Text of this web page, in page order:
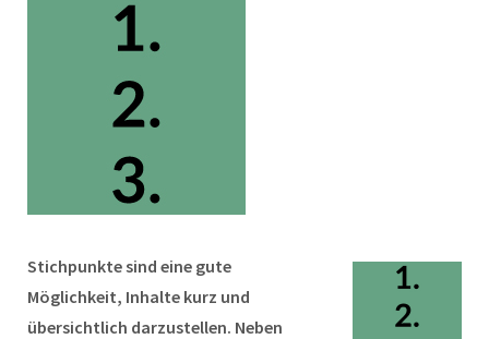
Stichpunkte sind eine gute
Möglichkeit, Inhalte kurz und
übersichtlich darzustellen. Neben